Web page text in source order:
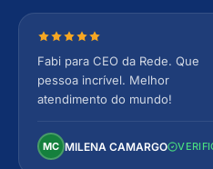
Nota 5 de 5 estrelas
Fabi para CEO da Rede. Que
pessoa incrível. Melhor
atendimento do mundo!
MC MILENA CAMARGO